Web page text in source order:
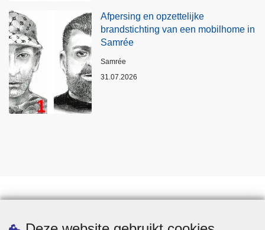
Afpersing en opzettelijke
brandstichting van een mobilhome in
Samrée
Plaats
Samrée
31.07.2026